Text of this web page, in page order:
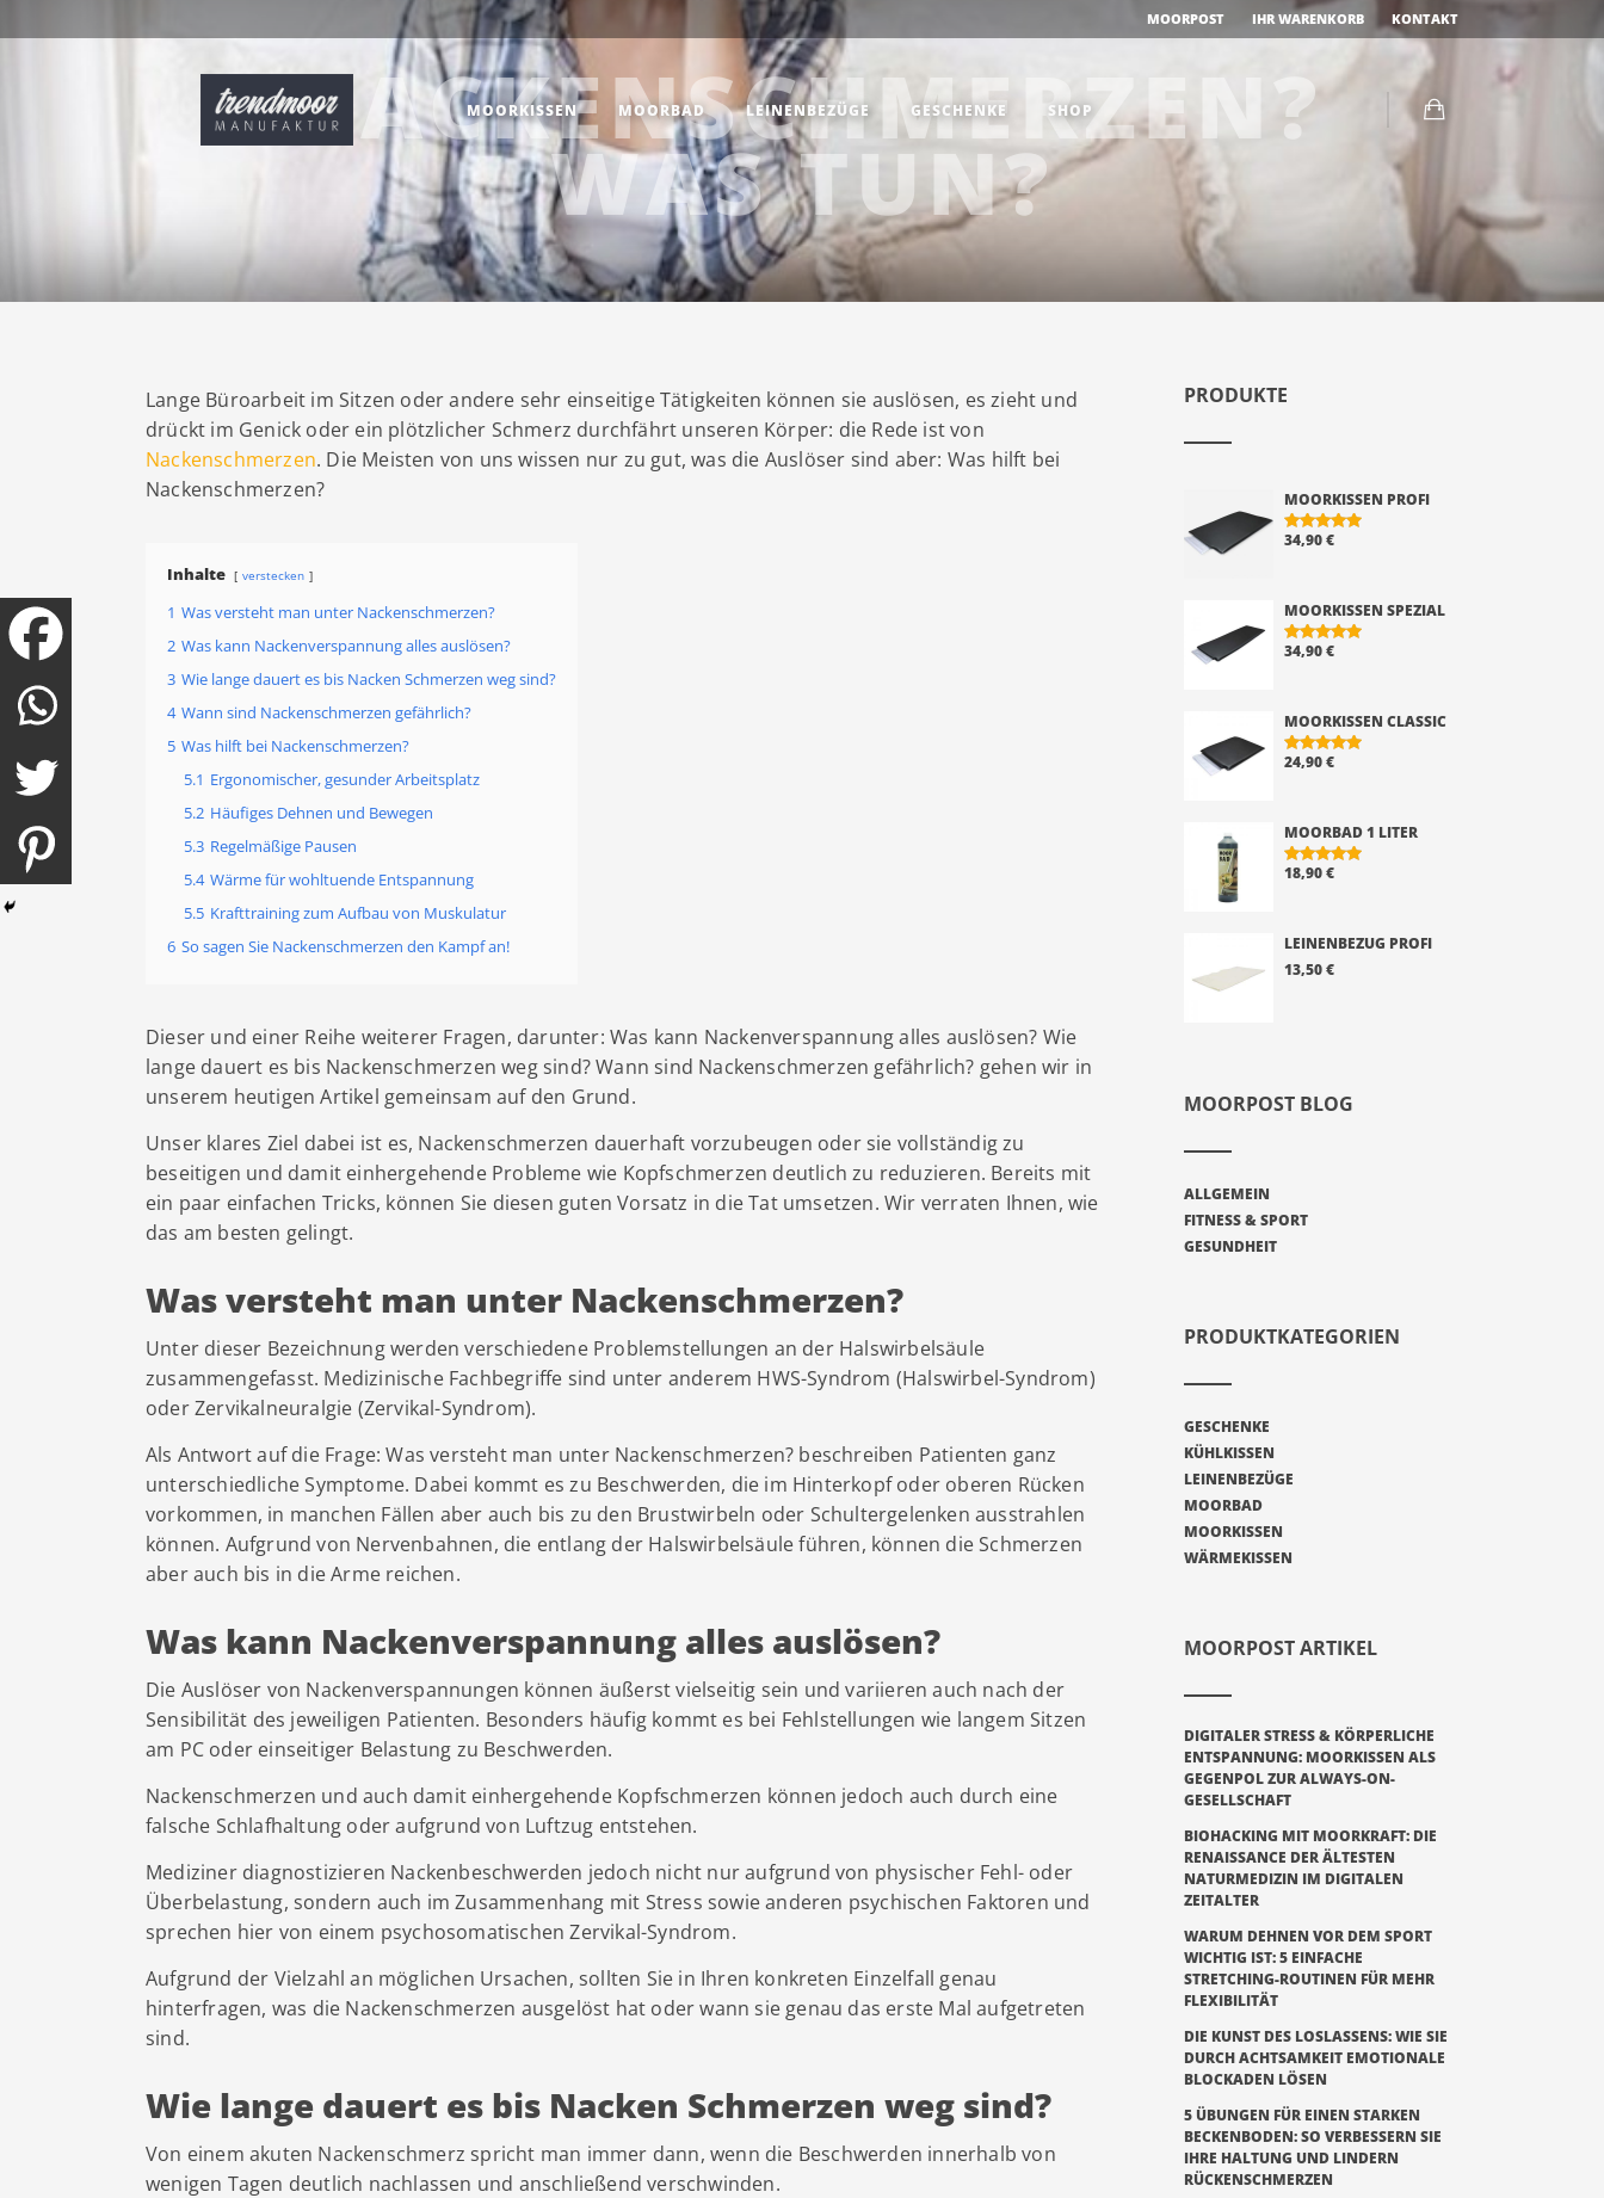
MOORPOST IHR WARENKORB KONTAKT
MOORKISSEN MOORBAD LEINENBEZÜGE GESCHENKE SHOP
NACKENSCHMERZEN?
WAS TUN?
Lange Büroarbeit im Sitzen oder andere sehr einseitige Tätigkeiten können sie auslösen, es zieht und
drückt im Genick oder ein plötzlicher Schmerz durchfährt unseren Körper: die Rede ist von
Nackenschmerzen. Die Meisten von uns wissen nur zu gut, was die Auslöser sind aber: Was hilft bei
Nackenschmerzen?
Inhalte verstecken
1 Was versteht man unter Nackenschmerzen?
2 Was kann Nackenverspannung alles auslösen?
3 Wie lange dauert es bis Nacken Schmerzen weg sind?
4 Wann sind Nackenschmerzen gefährlich?
5 Was hilft bei Nackenschmerzen?
5.1 Ergonomischer, gesunder Arbeitsplatz
5.2 Häufiges Dehnen und Bewegen
5.3 Regelmäßige Pausen
5.4 Wärme für wohltuende Entspannung
5.5 Krafttraining zum Aufbau von Muskulatur
6 So sagen Sie Nackenschmerzen den Kampf an!
Dieser und einer Reihe weiterer Fragen, darunter: Was kann Nackenverspannung alles auslösen? Wie
lange dauert es bis Nackenschmerzen weg sind? Wann sind Nackenschmerzen gefährlich? gehen wir in
unserem heutigen Artikel gemeinsam auf den Grund.
Unser klares Ziel dabei ist es, Nackenschmerzen dauerhaft vorzubeugen oder sie vollständig zu
beseitigen und damit einhergehende Probleme wie Kopfschmerzen deutlich zu reduzieren. Bereits mit
ein paar einfachen Tricks, können Sie diesen guten Vorsatz in die Tat umsetzen. Wir verraten Ihnen, wie
das am besten gelingt.
Was versteht man unter Nackenschmerzen?
Unter dieser Bezeichnung werden verschiedene Problemstellungen an der Halswirbelsäule
zusammengefasst. Medizinische Fachbegriffe sind unter anderem HWS-Syndrom (Halswirbel-Syndrom)
oder Zervikalneuralgie (Zervikal-Syndrom).
Als Antwort auf die Frage: Was versteht man unter Nackenschmerzen? beschreiben Patienten ganz
unterschiedliche Symptome. Dabei kommt es zu Beschwerden, die im Hinterkopf oder oberen Rücken
vorkommen, in manchen Fällen aber auch bis zu den Brustwirbeln oder Schultergelenken ausstrahlen
können. Aufgrund von Nervenbahnen, die entlang der Halswirbelsäule führen, können die Schmerzen
aber auch bis in die Arme reichen.
Was kann Nackenverspannung alles auslösen?
Die Auslöser von Nackenverspannungen können äußerst vielseitig sein und variieren auch nach der
Sensibilität des jeweiligen Patienten. Besonders häufig kommt es bei Fehlstellungen wie langem Sitzen
am PC oder einseitiger Belastung zu Beschwerden.
Nackenschmerzen und auch damit einhergehende Kopfschmerzen können jedoch auch durch eine
falsche Schlafhaltung oder aufgrund von Luftzug entstehen.
Mediziner diagnostizieren Nackenbeschwerden jedoch nicht nur aufgrund von physischer Fehl- oder
Überbelastung, sondern auch im Zusammenhang mit Stress sowie anderen psychischen Faktoren und
sprechen hier von einem psychosomatischen Zervikal-Syndrom.
Aufgrund der Vielzahl an möglichen Ursachen, sollten Sie in Ihren konkreten Einzelfall genau
hinterfragen, was die Nackenschmerzen ausgelöst hat oder wann sie genau das erste Mal aufgetreten
sind.
Wie lange dauert es bis Nacken Schmerzen weg sind?
Von einem akuten Nackenschmerz spricht man immer dann, wenn die Beschwerden innerhalb von
wenigen Tagen deutlich nachlassen und anschließend verschwinden.
PRODUKTE
MOORKISSEN PROFI
BEWERTE
34,90€
MOORKISSEN SPEZIAL
BEWERTE
34,90€
MOORKISSEN CLASSIC
BEWERTE
24,90€
MOORBAD 1 LITER
BEWERTE
18,90€
LEINENBEZUG PROFI
13,50€
MOORPOST BLOG
ALLGEMEIN
FITNESS & SPORT
GESUNDHEIT
PRODUKTKATEGORIEN
GESCHENKE
KÜHLKISSEN
LEINENBEZÜGE
MOORBAD
MOORKISSEN
WÄRMEKISSEN
MOORPOST ARTIKEL
DIGITALER STRESS & KÖRPERLICHE
ENTSPANNUNG: MOORKISSEN ALS
GEGENPOL ZUR ALWAYS-ON-
GESELLSCHAFT
BIOHACKING MIT MOORKRAFT: DIE
RENAISSANCE DER ÄLTESTEN
NATURMEDIZIN IM DIGITALEN
ZEITALTER
WARUM DEHNEN VOR DEM SPORT
WICHTIG IST: 5 EINFACHE
STRETCHING-ROUTINEN FÜR MEHR
FLEXIBILITÄT
DIE KUNST DES LOSLASSENS: WIE SIE
DURCH ACHTSAMKEIT EMOTIONALE
BLOCKADEN LÖSEN
5 ÜBUNGEN FÜR EINEN STARKEN
BECKENBODEN: SO VERBESSERN SIE
IHRE HALTUNG UND LINDERN
RÜCKENSCHMERZEN